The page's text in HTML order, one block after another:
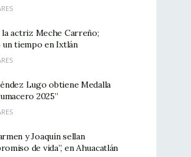
actriz Meche Carreño;
un tiempo en Ixtlán
Lugo obtiene Medalla
2025”
y Joaquín sellan
de vida”, en Ahuacatlán